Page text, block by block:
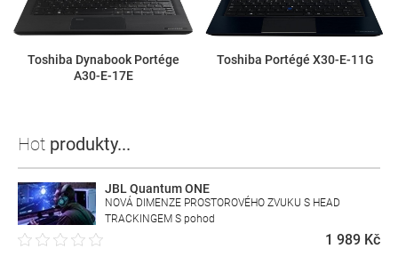
Toshiba Dynabook Portége
A30-E-17E
Toshiba Portégé X30-E-11G
Hot produkty...
JBL Quantum ONE
NOVÁ DIMENZE PROSTOROVÉHO ZVUKU S HEAD
TRACKINGEM S pohod
1 989 Kč